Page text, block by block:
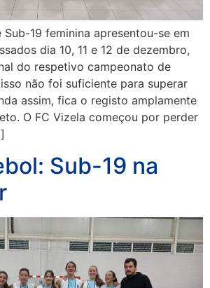
19 feminina apresentou-se em
dia 10, 11 e 12 de dezembro,
do respetivo campeonato de
não foi suficiente para superar
assim, fica o registo amplamente
O FC Vizela começou por perder
Sub-19 na